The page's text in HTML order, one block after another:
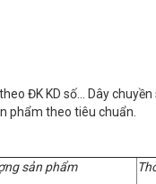
ĐK KD số… Dây
phẩm theo tiêu chuẩn.
sản phẩm